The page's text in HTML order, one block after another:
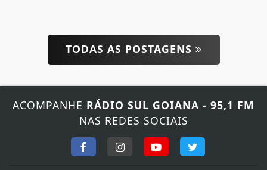
TODAS AS POSTAGENS
ACOMPANHE RÁDIO SUL GOIANA - 95,1 FM
NAS REDES SOCIAIS